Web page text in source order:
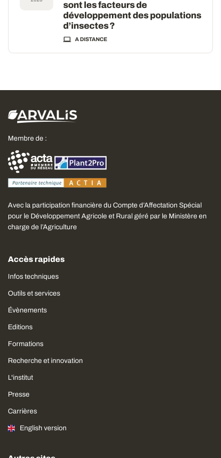
sont les facteurs de
développement des populations
d’insectes ?
A DISTANCE
Membre de :
Avec la participation financière du Compte d’Affectation Spécial
pour le Développement Agricole et Rural géré par le Ministère en
charge de l’Agriculture
Accès rapides
Infos techniques
Outils et services
Évènements
Editions
Formations
Recherche et innovation
L'institut
Presse
Carrières
English version